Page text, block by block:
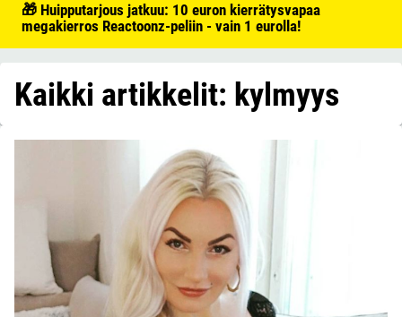
🎁 Huipputarjous jatkuu: 10 euron kierrätysvapaa
megakierros Reactoonz-peliin - vain 1 eurolla!
Kaikki artikkelit: kylmyys